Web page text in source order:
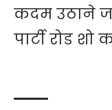
कदम उठाने
पार्टी रोड